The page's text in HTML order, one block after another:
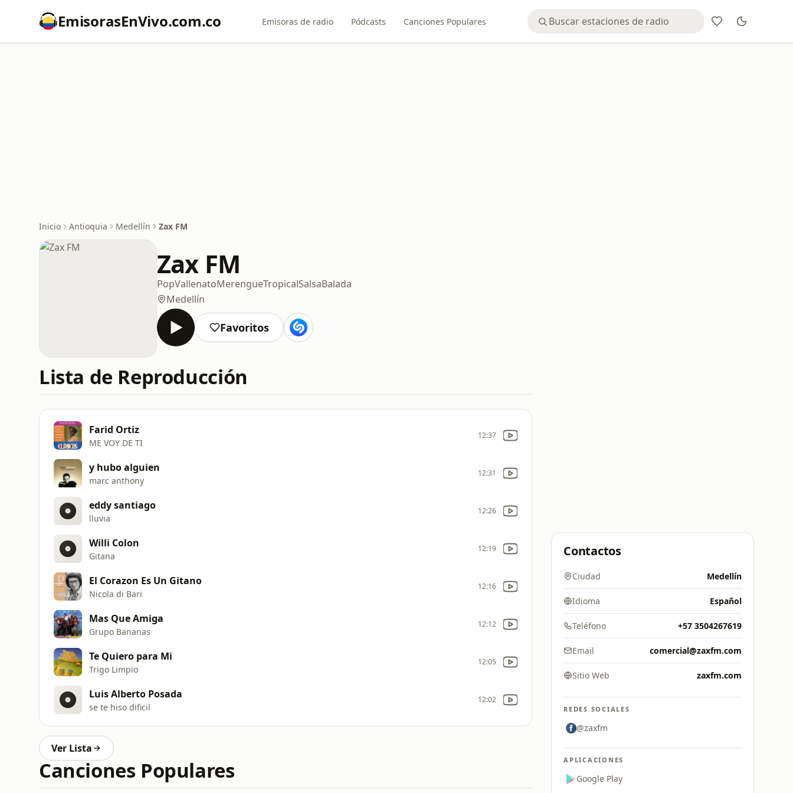
EmisorasEnVivo.com.co Emisoras de radio Pódcasts Canciones Populares
Inicio Antioquia Medellín Zax FM
Zax FM
PopVallenatoMerengueTropicalSalsaBalada
Medellín
Favoritos
Lista de Reproducción
Farid Ortiz
ME VOY DE TI
12:37
y hubo alguien
marc anthony
12:31
eddy santiago
lluvia
12:26
Willi Colon
Gitana
12:19
El Corazon Es Un Gitano
Nicola di Bari
12:16
Mas Que Amiga
Grupo Bananas
12:12
Te Quiero para Mi
Trigo Limpio
12:05
Luis Alberto Posada
se te hiso dificil
12:02
Ver Lista
Canciones Populares
Contactos
Ciudad Medellín
Idioma Español
Teléfono +57 3504267619
Email comercial@zaxfm.com
Sitio Web zaxfm.com
REDES SOCIALES
@zaxfm
APLICACIONES
Google Play